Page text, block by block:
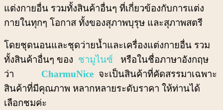
แต่งกายอื่น รวมทั้งสินค้าอื่นๆ ที่เกี่ยวข้องกับการแต่ง
กายในทุกๆ โอกาส ทั้งของสุภาพบุรุษ และสุภาพสตรี
โดยชุดนอนและชุดว่ายน้ำและเครื่องแต่งกายอื่น รวม
ทั้งสินค้าอื่นๆ ของ ชามูไนซ์ หรือในชื่อภาษาอังกฤษ
ว่า
CharmuNice จะเป็นสินค้าที่คัดสรรมาเฉพาะ
สินค้าที่มีคุณภาพ หลากหลายระดับราคา ให้ท่านได้
เลือกชมค่ะ